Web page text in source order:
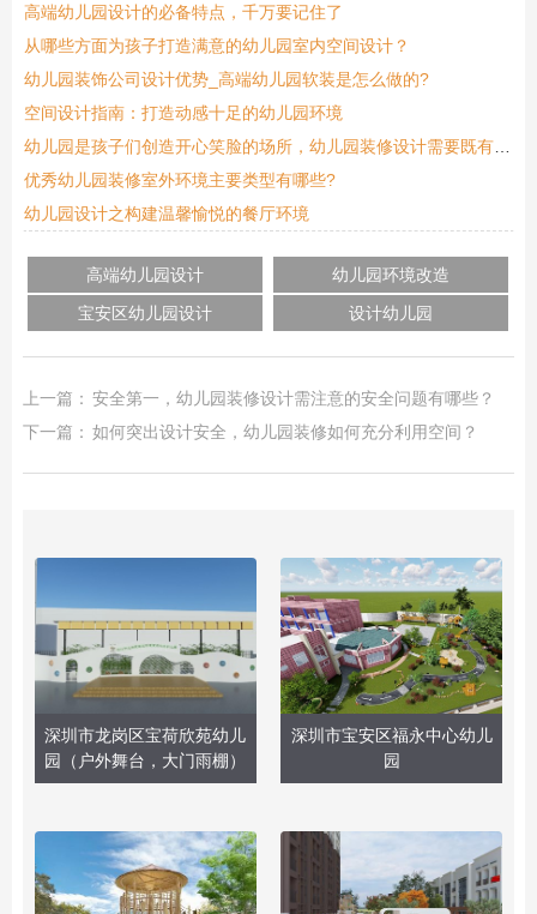
高端幼儿园设计的必备特点，千万要记住了
从哪些方面为孩子打造满意的幼儿园室内空间设计？
幼儿园装饰公司设计优势_高端幼儿园软装是怎么做的?
空间设计指南：打造动感十足的幼儿园环境
幼儿园是孩子们创造开心笑脸的场所，幼儿园装修设计需要既有特色又安全
优秀幼儿园装修室外环境主要类型有哪些?
幼儿园设计之构建温馨愉悦的餐厅环境
高端幼儿园设计
幼儿园环境改造
宝安区幼儿园设计
设计幼儿园
上一篇： 安全第一，幼儿园装修设计需注意的安全问题有哪些？
下一篇： 如何突出设计安全，幼儿园装修如何充分利用​​空间？
深圳市龙岗区宝荷欣苑幼儿
园（户外舞台，大门雨棚）
深圳市宝安区福永中心幼儿
园